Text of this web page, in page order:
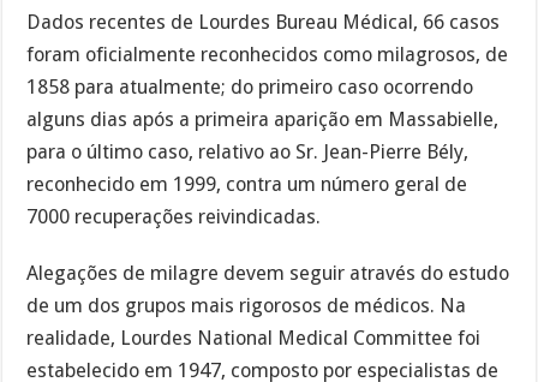
Dados recentes de Lourdes Bureau Médical, 66 casos
foram oficialmente reconhecidos como milagrosos, de
1858 para atualmente; do primeiro caso ocorrendo
alguns dias após a primeira aparição em Massabielle,
para o último caso, relativo ao Sr. Jean-Pierre Bély,
reconhecido em 1999, contra um número geral de
7000 recuperações reivindicadas.
Alegações de milagre devem seguir através do estudo
de um dos grupos mais rigorosos de médicos. Na
realidade, Lourdes National Medical Committee foi
estabelecido em 1947, composto por especialistas de